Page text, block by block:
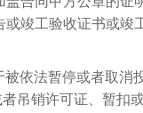
或竣工验收证书或竣
被依法暂停或者取消
吊销许可证、暂扣